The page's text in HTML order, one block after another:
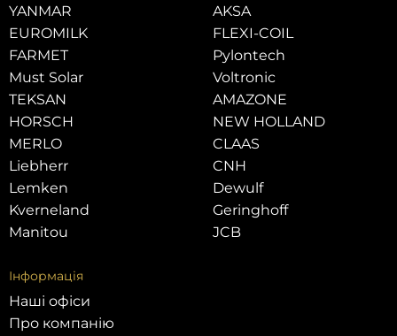
YANMAR
EUROMILK
FARMET
Must Solar
TEKSAN
HORSCH
MERLO
Liebherr
Lemken
Kverneland
Manitou
AKSA
FLEXI-COIL
Pylontech
Voltronic
AMAZONE
NEW HOLLAND
CLAAS
CNH
Dewulf
Geringhoff
JCB
Інформація
Наші офіси
Про компанію